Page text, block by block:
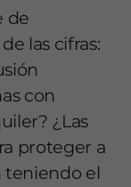
de
las cifras:
con
¿Las
proteger a
teniendo el